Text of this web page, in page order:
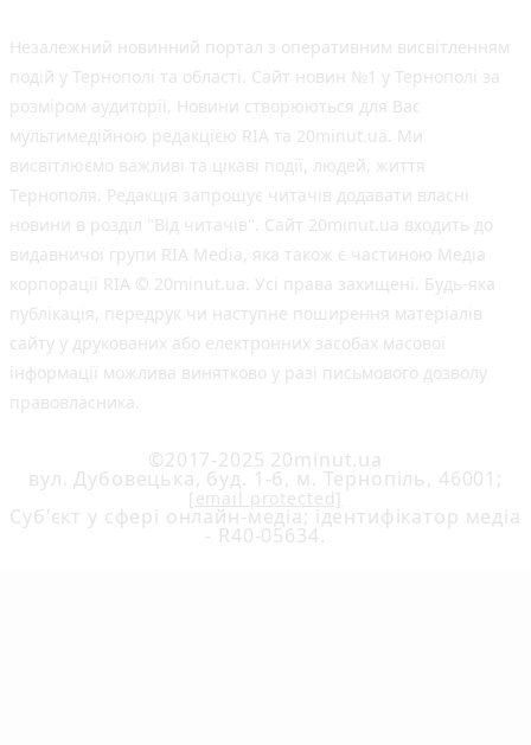
Незалежний новинний портал з оперативним висвітленням
подій у Тернополі та області. Сайт новин №1 у Тернополі за
розміром аудиторії. Новини створюються для Вас
мультимедійною редакцією RIA та 20minut.ua. Ми
висвітлюємо важливі та цікаві події, людей, життя
Тернополя. Редакція запрошує читачів додавати власні
новини в розділ "Від читачів". Сайт 20minut.ua входить до
видавничої групи RIA Media, яка також є частиною Медіа
корпорації RIA © 20minut.ua. Усі права захищені. Будь-яка
публiкацiя, передрук чи наступне поширення матеріалів
сайту у друкованих або електронних засобах масової
інформації можлива винятково у разі письмового дозволу
правовласника.
©2017-2025 20minut.ua
вул. Дубовецька, буд. 1-б, м. Тернопіль, 46001;
[email protected]
Cуб'єкт у сфері онлайн-медіа; ідентифікатор медіа
- R40-05634.